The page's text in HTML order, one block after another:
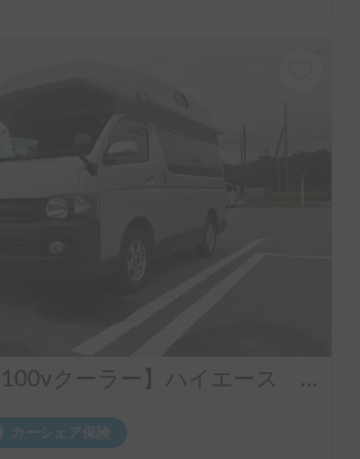
【ペット歓迎100vクーラー】ハイエース バンクベット6名就寝
カーシェア保険